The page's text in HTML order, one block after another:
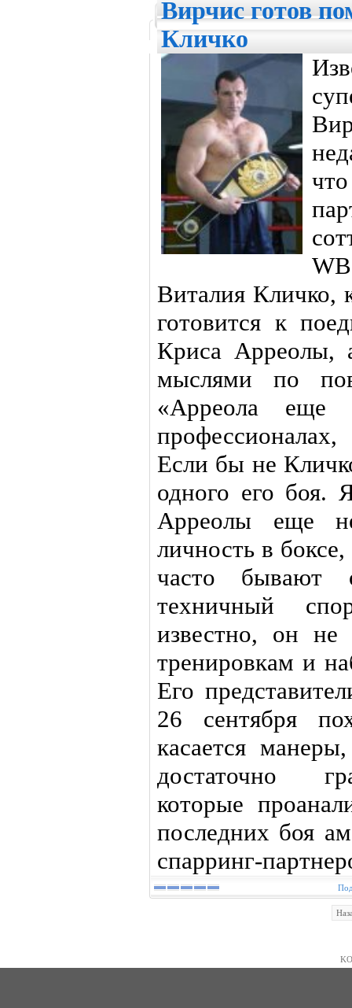
Вирчис готов
Кличко
Виталия Кличко,
готовится к
Криса Арреолы,
мыслями по
«Арреола еще
Если бы не
одного его боя.
Арреолы еще
личность в
часто бывают
техничный
известно, он не
тренировкам и
Его
26 сентября
касается
достаточно
которые
последних боя
спарринг-